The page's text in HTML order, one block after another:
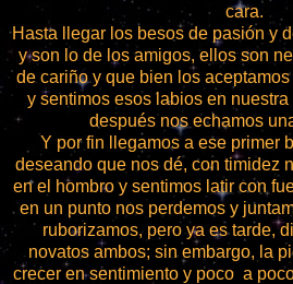
cara.
Hasta llegar los besos de pasión y
y son lo de los amigos, ellos son
de cariño y que bien los
y sentimos esos labios en
después nos echamos
Y por fin llegamos a ese primer
deseando que nos dé, con timidez
en el hombro y sentimos latir con
en un punto nos perdemos y
ruborizamos, pero ya es tarde,
novatos ambos; sin embargo, la
crecer en sentimiento y poco a